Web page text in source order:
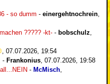
- so dumm - einergehtnochrein
????? -kt- - bobschulz
07.07.2026, 19:54
- Frankonius 07.07.2026, 19:58
- McMisch